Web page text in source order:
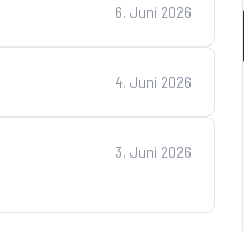
6. Juni 2026
4. Juni 2026
3. Juni 2026